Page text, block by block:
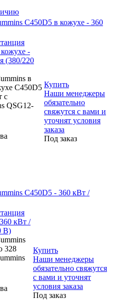
C450D5 в кожухе - 360
-
(380/220
в
C450D5
с
QSG12-
Купить
Наши менеджеры
обязательно
свяжутся с вами и
уточнят условия
заказа
Под заказ
C450D5 - 360 кВт /
кВт /
В)
328
Купить
Наши менеджеры
обязательно свяжутся
с вами и уточнят
условия заказа
Под заказ